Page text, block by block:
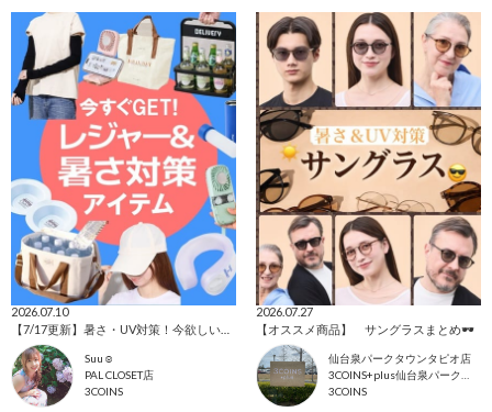
2026.07.10
Suu☺︎
PAL CLOSET店
3COINS
2026.07.27
【オススメ商品】 サングラスまとめ🕶️
仙台泉パークタウンタピオ店
3COINS+plus仙台泉パークタウンタピオ店
3COINS